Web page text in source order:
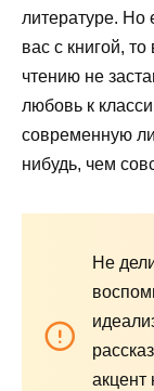
литературе. Но
вас с книгой,
чтению не
любовь к
современную
нибудь, чем
Не
акцент